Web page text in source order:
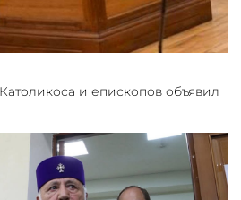
и епископов объявил